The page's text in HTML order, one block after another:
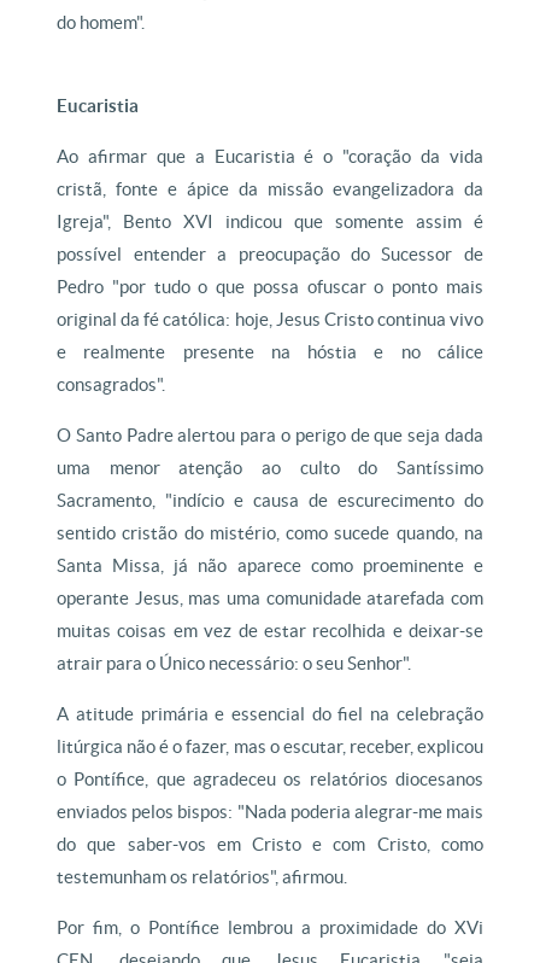
do homem".
Eucaristia
Ao afirmar que a Eucaristia é o "coração da vida
cristã, fonte e ápice da missão evangelizadora da
Igreja", Bento XVI indicou que somente assim é
possível entender a preocupação do Sucessor de
Pedro "por tudo o que possa ofuscar o ponto mais
original da fé católica: hoje, Jesus Cristo continua vivo
e realmente presente na hóstia e no cálice
consagrados".
O Santo Padre alertou para o perigo de que seja dada
uma menor atenção ao culto do Santíssimo
Sacramento, "indício e causa de escurecimento do
sentido cristão do mistério, como sucede quando, na
Santa Missa, já não aparece como proeminente e
operante Jesus, mas uma comunidade atarefada com
muitas coisas em vez de estar recolhida e deixar-se
atrair para o Único necessário: o seu Senhor".
A atitude primária e essencial do fiel na celebração
litúrgica não é o fazer, mas o escutar, receber, explicou
o Pontífice, que agradeceu os relatórios diocesanos
enviados pelos bispos: "Nada poderia alegrar-me mais
do que saber-vos em Cristo e com Cristo, como
testemunham os relatórios", afirmou.
Por fim, o Pontífice lembrou a proximidade do XVi